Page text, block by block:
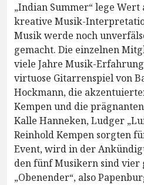
„Indian Summer“ lege
kreative Musik-
Musik werde noch
gemacht. Die einzelnen
viele Jahre Musik-
virtuose Gitarrenspiel von
Hockmann, die
Kempen und die
Kalle Hanneken, Ludger
Reinhold Kempen sorgten
Event, wird in der
den fünf Musikern sind vier
„Obenender“, also